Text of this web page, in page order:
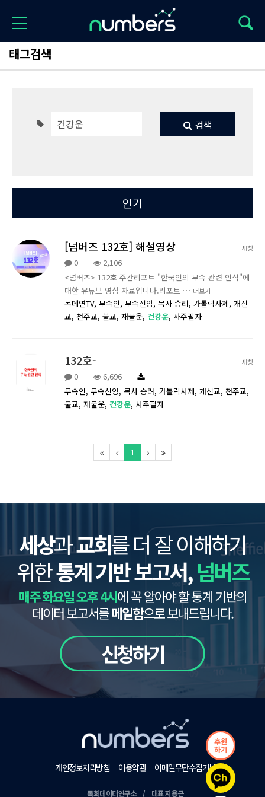
태그검색
후원
하기
검색
Total 2
최신
인기
새창
[넘버즈 132호] 해설영상
0
2,106
<넘버즈> 132호 주간리포트 "한국인의 무속 관련 인식"에
대한 유튜브 영상 자료입니다.리포트 … 더보기
목데연TV, 무속인, 무속신앙, 목사 승려, 가톨릭사제, 개신
교, 천주교, 불교, 재물운, 건강운, 사주팔자
새창
132호-
0
6,696
무속인, 무속신앙, 목사 승려, 가톨릭사제, 개신교, 천주교,
불교, 재물운, 건강운, 사주팔자
1
세상과교회를 더 잘 이해하기
위한통계 기반 보고서,넘버즈
매주 화요일 오후 4시에 꼭 알아야 할 통계 기반의
데이터 보고서를메일함으로 보내드립니다.
신청하기
개인정보처리방침 이용약관 이메일무단수집거부
목회데이터연구소 / 대표 지용근